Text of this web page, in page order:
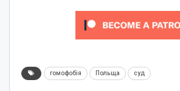
гомофобія Польща суд